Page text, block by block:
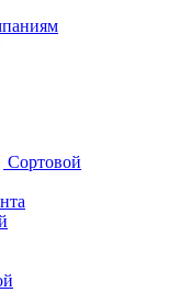
Сортовой